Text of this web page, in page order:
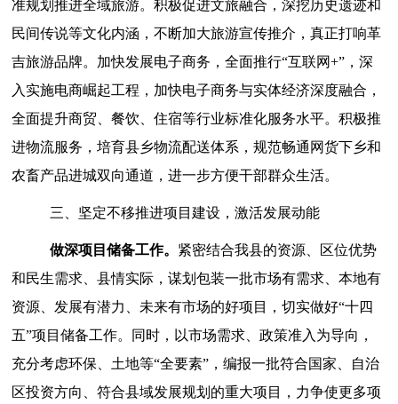
准规划推进全域旅游。积极促进文旅融合，深挖历史遗迹和
民间传说等文化内涵，不断加大旅游宣传推介，真正打响革
吉旅游品牌。 加快发展电子商务，全面推行“互联网+”，深
入实施电商崛起工程，加快电子商务与实体经济深度融合，
全面提升商贸、餐饮、住宿等行业标准化服务水平。积极推
进物流服务，培育县乡物流配送体系，规范畅通网货下乡和
农畜产品进城双向通道，进一步方便干部群众生活。
三、坚定不移推进项目建设，激活发展动能
做深项目储备工作。 紧密结合我县的资源、区位优势
和民生需求、县情实际，谋划包装一批市场有需求、本地有
资源、发展有潜力、未来有市场的好项目，切实做好“十四
五”项目储备工作。同时，以市场需求、政策准入为导向，
充分考虑环保、土地等“全要素”，编报一批符合国家、自治
区投资方向、符合县域发展规划的重大项目，力争使更多项